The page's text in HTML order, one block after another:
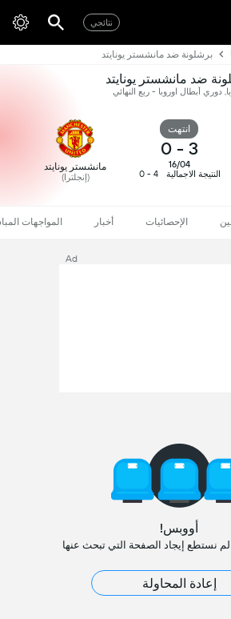
نتائجي
برشلونة ضد مانشستر يونايتد
ضد مانشستر يونايتد
دوري أبطال اوروبا - ربع النهائي
انتهت
3
-
0
16/04
النتيجة الاجمالية
4 - 0
مانشستر يونايتد
(إنجلترا)
الإحصائيات أخبار المواجهات
Ad
أووبس!
لم نستطع إيجاد الصفحة التي تبحث عنها
إعادة المحاولة